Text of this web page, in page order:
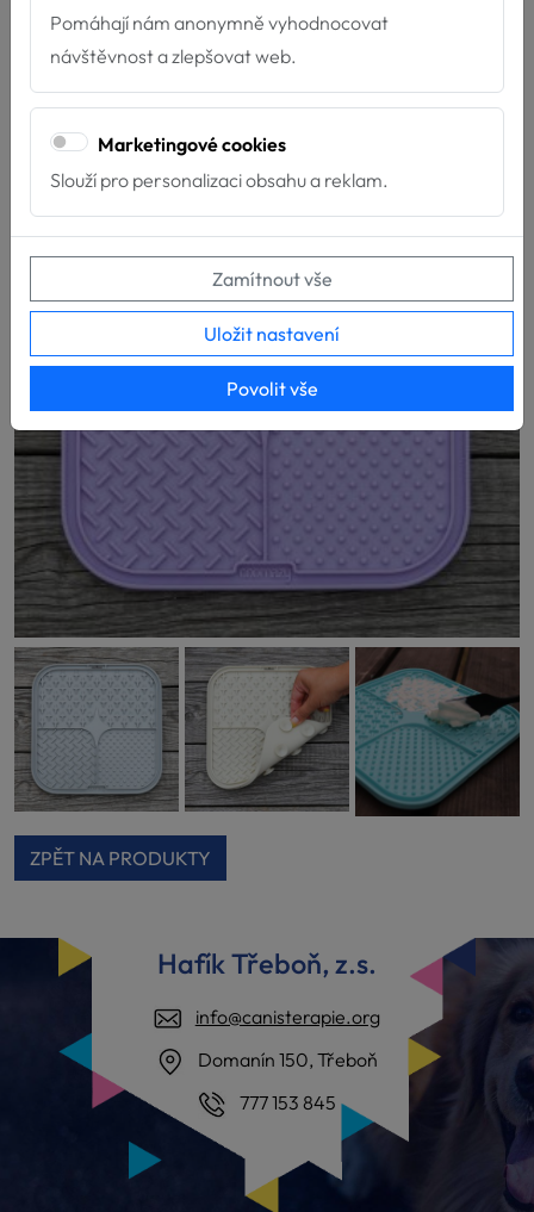
Koupit VLOŽIT DO KOŠÍKU
ZPĚT NA PRODUKTY
Hafík Třeboň, z.s.
info@canisterapie.org
Domanín 150, Třeboň
777 153 845
Pomáhají nám anonymně vyhodnocovat
návštěvnost a zlepšovat web.
Marketingové cookies
Slouží pro personalizaci obsahu a reklam.
Zamítnout vše
Uložit nastavení
Povolit vše